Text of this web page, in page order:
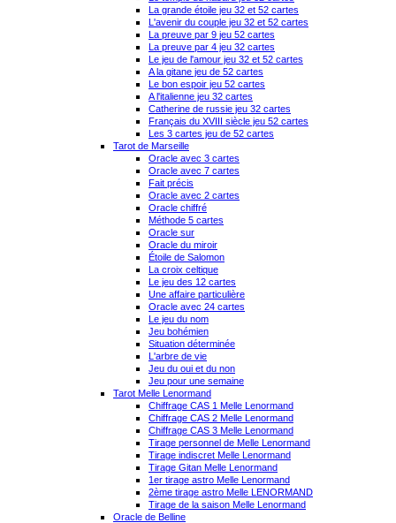
La grande étoile jeu 32 et 52 cartes
L'avenir du couple jeu 32 et 52 cartes
La preuve par 9 jeu 52 cartes
La preuve par 4 jeu 32 cartes
Le jeu de l'amour jeu 32 et 52 cartes
A la gitane jeu de 52 cartes
Le bon espoir jeu 52 cartes
A l'italienne jeu 32 cartes
Catherine de russie jeu 32 cartes
Français du XVIII siècle jeu 52 cartes
Les 3 cartes jeu de 52 cartes
Tarot de Marseille
Oracle avec 3 cartes
Oracle avec 7 cartes
Fait précis
Oracle avec 2 cartes
Oracle chiffré
Méthode 5 cartes
Oracle sur
Oracle du miroir
Étoile de Salomon
La croix celtique
Le jeu des 12 cartes
Une affaire particulière
Oracle avec 24 cartes
Le jeu du nom
Jeu bohémien
Situation déterminée
L'arbre de vie
Jeu du oui et du non
Jeu pour une semaine
Tarot Melle Lenormand
Chiffrage CAS 1 Melle Lenormand
Chiffrage CAS 2 Melle Lenormand
Chiffrage CAS 3 Melle Lenormand
Tirage personnel de Melle Lenormand
Tirage indiscret Melle Lenormand
Tirage Gitan Melle Lenormand
1er tirage astro Melle Lenormand
2ème tirage astro Melle LENORMAND
Tirage de la saison Melle Lenormand
Oracle de Belline